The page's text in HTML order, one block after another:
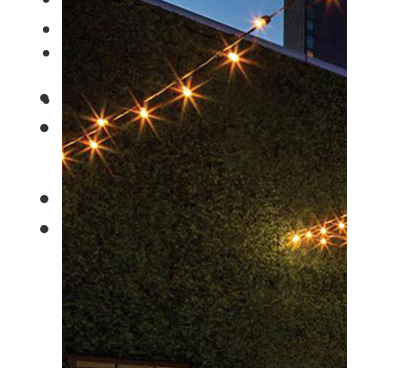
SPISESTEDER
UTESTEDER
Meny
GENERELT
TRANSPORT
FLY
UTELIV OG MAT
SPISESTEDER
UTESTEDER
Søk
Meny